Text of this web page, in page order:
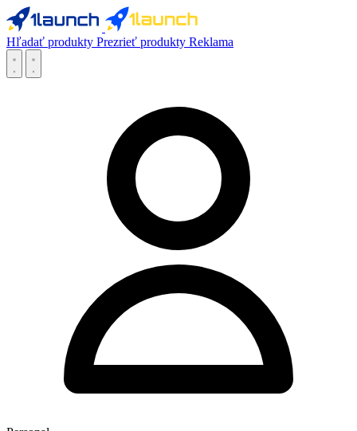
Hľadať produkty Prezrieť produkty Reklama